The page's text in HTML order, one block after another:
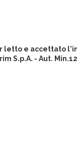
letto e accettato
S.p.A. - Aut.